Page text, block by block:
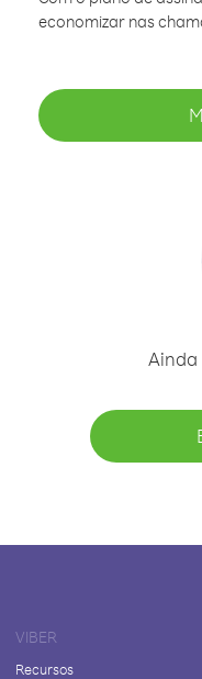
economizar nas
Ainda
VIBER
Recursos